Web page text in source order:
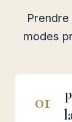
modes
01